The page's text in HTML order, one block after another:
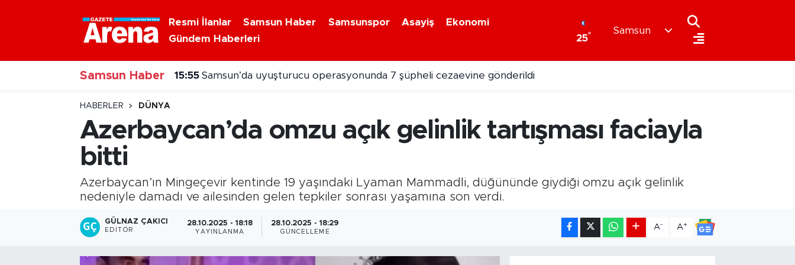
Resmi İlanlar Samsun Haber Samsunspor Asayiş
Ekonomi
Gündem Haberleri
25°
Samsun
Samsun Haber 15:55 Samsun’da uyuşturucu operasyonunda 7 şüpheli cezaevine gönderildi
HABERLER DÜNYA
Azerbaycan’da omzu açık gelinlik tartışması faciayla
bitti
Azerbaycan’ın Mingeçevir kentinde 19 yaşındaki Lyaman Mammadli, düğününde giydiği omzu açık gelinlik
nedeniyle damadı ve ailesinden gelen tepkiler sonrası yaşamına son verdi.
GÜLNAZ ÇAKICI
EDITÖR
28.10.2025 - 18:18
YAYINLANMA
28.10.2025 - 18:29
GÜNCELLEME
A- A+
Nöbetçi Eczaneler
Hava Durumu
Samsun Namaz Vakitleri
Trafik Durumu
Süper Lig Puan Durumu ve Fikstür
Tüm Manşetler
Son Dakika Haberleri
Haber Arşivi